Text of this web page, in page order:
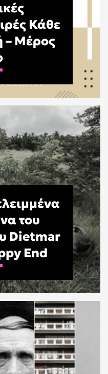
Κάθε
– Μέρος
του
Dietmar
End